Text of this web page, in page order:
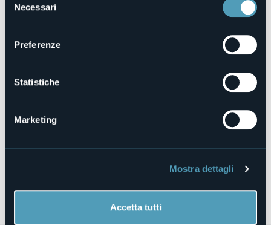
delNecessari
Preferenze
Statistiche
Marketing
Mostra dettagli
Accetta tutti